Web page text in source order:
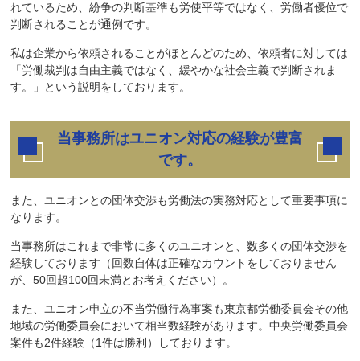
れているため、紛争の判断基準も労使平等ではなく、労働者優位で
判断されることが通例です。
私は企業から依頼されることがほとんどのため、依頼者に対しては
「労働裁判は自由主義ではなく、緩やかな社会主義で判断されま
す。」という説明をしております。
当事務所はユニオン対応の経験が豊富
です。
また、ユニオンとの団体交渉も労働法の実務対応として重要事項に
なります。
当事務所はこれまで非常に多くのユニオンと、数多くの団体交渉を
経験しております（回数自体は正確なカウントをしておりません
が、50回超100回未満とお考えください）。
また、ユニオン申立の不当労働行為事案も東京都労働委員会その他
地域の労働委員会において相当数経験があります。中央労働委員会
案件も2件経験（1件は勝利）しております。